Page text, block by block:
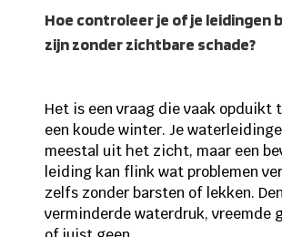
Hoe controleer je of je leidingen
zijn zonder zichtbare schade?
Het is een vraag die vaak opduikt
een koude winter. Je
meestal uit het zicht, maar een
leiding kan flink wat problemen
zelfs zonder barsten of lekken.
verminderde waterdruk, vreemde